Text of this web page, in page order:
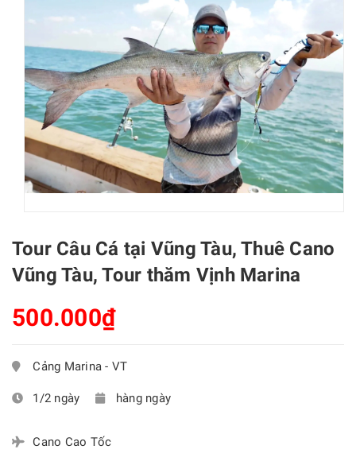
Tour Câu Cá tại Vũng Tàu, Thuê Cano
Vũng Tàu, Tour thăm Vịnh Marina
500.000₫
Cảng Marina - VT
1/2 ngày hàng ngày
Cano Cao Tốc